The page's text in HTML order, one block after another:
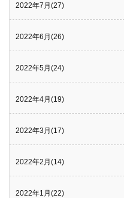
2022年7月(27)
2022年6月(26)
2022年5月(24)
2022年4月(19)
2022年3月(17)
2022年2月(14)
2022年1月(22)